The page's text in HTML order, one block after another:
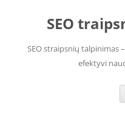
SEO
SEO straipsnių talpinimas
efektyvi